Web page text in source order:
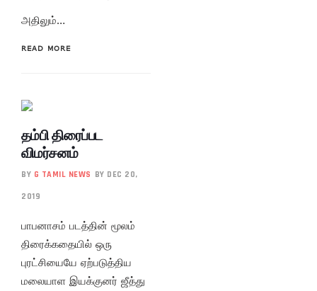
அதிலும்…
READ MORE
தம்பி திரைப்பட
விமர்சனம்
BY G TAMIL NEWS BY DEC 20,
2019
பாபனாசம் படத்தின் மூலம்
திரைக்கதையில் ஒரு
புரட்சியையே ஏற்படுத்திய
மலையாள இயக்குனர் ஜீத்து